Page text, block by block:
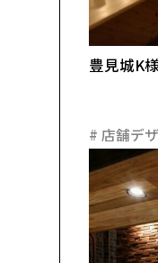
豊見城K
# 店舗デ